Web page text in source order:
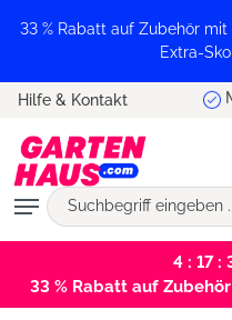
springen
33 % Rabatt auf Zubehör mit
Extra-
Hilfe & Kontakt
4 : 17 :
33 % Rabatt auf